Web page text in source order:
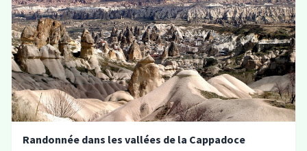
Randonnée dans les vallées de la Cappadoce